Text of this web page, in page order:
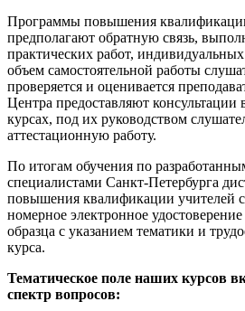
Программы повышения
предполагают обратную связь,
практических работ,
объем самостоятельной работы
проверяется и оценивается
Центра предоставляют консультации
курсах, под их руководством
аттестационную работу.
По итогам обучения по
специалистами Санкт-Петербурга
повышения квалификации учителей
номерное электронное удостоверение
образца с указанием тематики и
курса.
Тематическое поле наших курсов
спектр вопросов: